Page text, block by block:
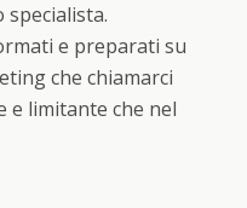
e preparati su
che chiamarci
e limitante che nel